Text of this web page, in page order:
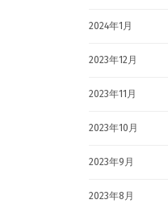
2024年1月
2023年12月
2023年11月
2023年10月
2023年9月
2023年8月